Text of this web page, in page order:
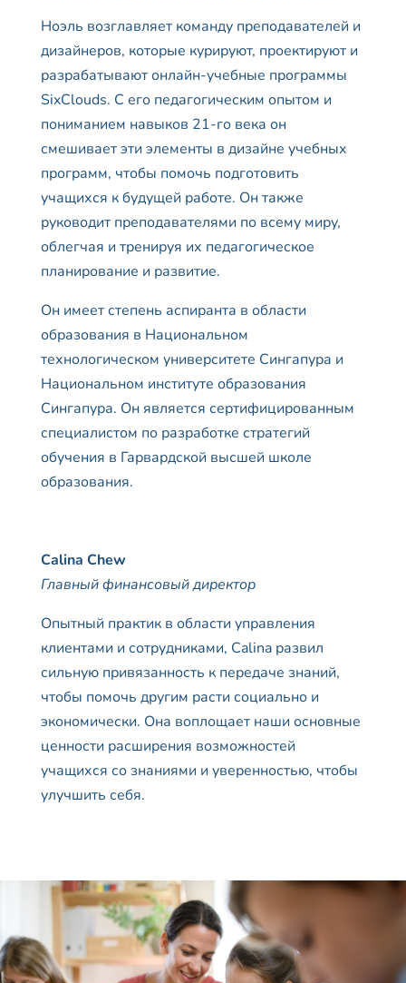
Ноэль возглавляет команду преподавателей и
дизайнеров, которые курируют, проектируют и
разрабатывают онлайн-учебные программы
SixClouds. С его педагогическим опытом и
пониманием навыков 21-го века он
смешивает эти элементы в дизайне учебных
программ, чтобы помочь подготовить
учащихся к будущей работе. Он также
руководит преподавателями по всему миру,
облегчая и тренируя их педагогическое
планирование и развитие.
Он имеет степень аспиранта в области
образования в Национальном
технологическом университете Сингапура и
Национальном институте образования
Сингапура. Он является сертифицированным
специалистом по разработке стратегий
обучения в Гарвардской высшей школе
образования.
Calina Chew
Главный финансовый директор
Опытный практик в области управления
клиентами и сотрудниками, Calina развил
сильную привязанность к передаче знаний,
чтобы помочь другим расти социально и
экономически. Она воплощает наши основные
ценности расширения возможностей
учащихся со знаниями и уверенностью, чтобы
улучшить себя.